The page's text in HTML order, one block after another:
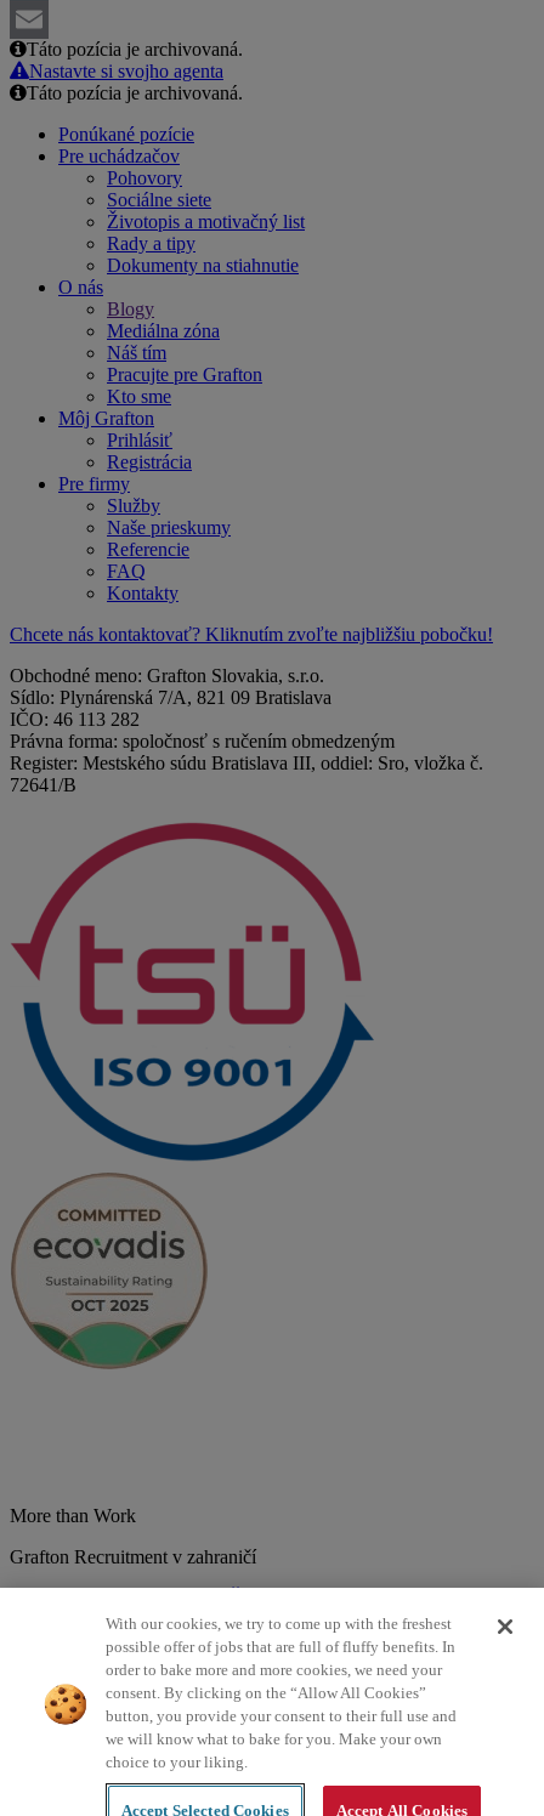
LinkedIn
Email
Táto pozícia je archivovaná.
Nastavte si svojho agenta
Táto pozícia je archivovaná.
Ponúkané pozície
Pre uchádzačov
Pohovory
Sociálne siete
Životopis a motivačný list
Rady a tipy
Dokumenty na stiahnutie
O nás
Blogy
Mediálna zóna
Náš tím
Pracujte pre Grafton
Kto sme
Môj Grafton
Prihlásiť
Registrácia
Pre firmy
Služby
Naše prieskumy
Referencie
FAQ
Kontakty
Chcete nás kontaktovať? Kliknutím zvoľte najbližšiu pobočku!
Obchodné meno: Grafton Slovakia, s.r.o.
Sídlo: Plynárenská 7/A, 821 09 Bratislava
IČO: 46 113 282
Právna forma: spoločnosť s ručením obmedzeným
Register: Mestského súdu Bratislava III, oddiel: Sro, vložka č.
72641/B
More than Work
Grafton Recruitment v zahraničí
Francúzsko Holandsko India Kolumbia Litva Lotyšsko
Mexiko Nemecko Nórsko Poľsko Portugalsko
Slovensko Španielsko Srbsko Švajčiarsko Taliansko
Turecko Veľká Británia
©2026 Všetky práva vyhradené Grafton Recruitment
Zásady spracovania osobných údajov
Digitálna dostupnosť
With our cookies, we try to come up with the freshest
possible offer of jobs that are full of fluffy benefits. In
order to bake more and more cookies, we need your
consent. By clicking on the “Allow All Cookies”
button, you provide your consent to their full use and
we will know what to bake for you. Make your own
choice to your liking.
Accept Selected Cookies Accept All Cookies